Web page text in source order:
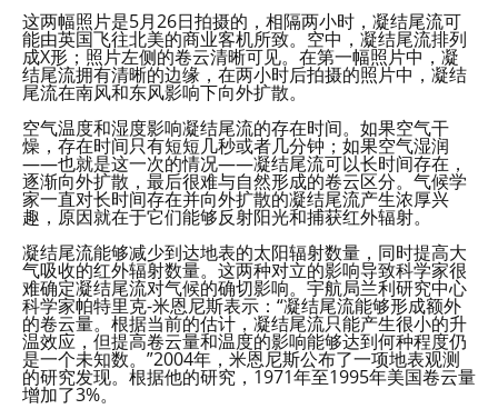
这两幅照片是5月26日拍摄的，相隔两小时，凝结尾流可
能由英国飞往北美的商业客机所致。空中，凝结尾流排列
成X形；照片左侧的卷云清晰可见。在第一幅照片中，凝
结尾流拥有清晰的边缘，在两小时后拍摄的照片中，凝结
尾流在南风和东风影响下向外扩散。
空气温度和湿度影响凝结尾流的存在时间。如果空气干
燥，存在时间只有短短几秒或者几分钟；如果空气湿润
——也就是这一次的情况——凝结尾流可以长时间存在，
逐渐向外扩散，最后很难与自然形成的卷云区分。气候学
家一直对长时间存在并向外扩散的凝结尾流产生浓厚兴
趣，原因就在于它们能够反射阳光和捕获红外辐射。
凝结尾流能够减少到达地表的太阳辐射数量，同时提高大
气吸收的红外辐射数量。这两种对立的影响导致科学家很
难确定凝结尾流对气候的确切影响。宇航局兰利研究中心
科学家帕特里克-米恩尼斯表示：“凝结尾流能够形成额外
的卷云量。根据当前的估计，凝结尾流只能产生很小的升
温效应，但提高卷云量和温度的影响能够达到何种程度仍
是一个未知数。”2004年，米恩尼斯公布了一项地表观测
的研究发现。根据他的研究，1971年至1995年美国卷云量
增加了3%。